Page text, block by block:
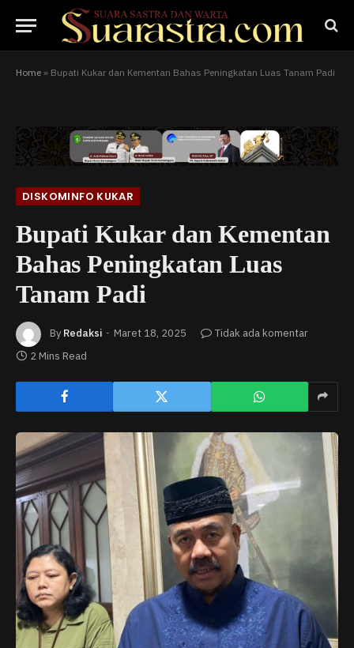
Home » Bupati Kukar dan Kementan Bahas Peningkatan Luas Tanam Padi
DISKOMINFO KUKAR
Bupati Kukar dan Kementan
Bahas Peningkatan Luas
Tanam Padi
By Redaksi Maret 18, 2025
Tidak ada komentar
2 Mins Read